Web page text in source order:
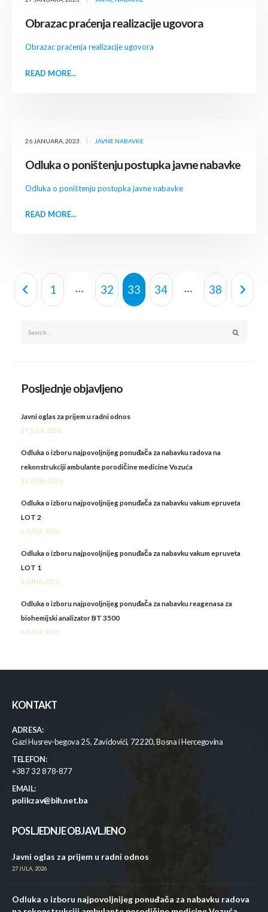
Obrazac praćenja realizacije ugovora
Obrazac praćenja realizacije ugovora
READ MORE...
26 JANUARA, 2023 JAVNE NABAVKE
Odluka o poništenju postupka javne nabavke
Odluka o poništenju postupka javne nabavke
READ MORE...
1 … 32 33 34 … 38
Posljednje objavljeno
Javni oglas za prijem u radni odnos
27 JULA, 2026
Odluka o izboru najpovoljnijeg ponuđača za nabavku radova na
rekonstrukciji ambulante porodičine medicine Vozuća
11 JUNA, 2026
Odluka o izboru najpovoljnijeg ponuđača za nabavku vakum epruveta
LOT 2
8 JUNA, 2026
Odluka o izboru najpovoljnijeg ponuđača za nabavku vakum epruveta
LOT 1
8 JUNA, 2026
Odluka o izboru najpovoljnijeg ponuđača za nabavku reagenasa za
biohemijski analizator BT 3500
8 JUNA, 2026
KONTAKT
ADRESA:
Gazi Husrev-begova 25, Zavidovići, 72220, Bosna i Hercegovina
TELEFON:
+387 32 878-877
EMAIL:
polikzav@bih.net.ba
POSLJEDNJE OBJAVLJENO
Javni oglas za prijem u radni odnos
27 JULA, 2026
Odluka o izboru najpovoljnijeg ponuđača za nabavku radova